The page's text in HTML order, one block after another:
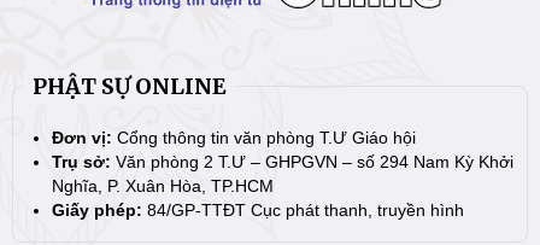
PHẬT SỰ ONLINE
Đơn vị: Cổng thông tin văn phòng T.Ư Giáo hội
Trụ sở: Văn phòng 2 T.Ư – GHPGVN – số 294 Nam Kỳ Khởi
Nghĩa, P. Xuân Hòa, TP.HCM
Giấy phép: 84/GP-TTĐT Cục phát thanh, truyền hình